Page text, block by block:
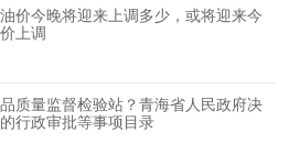
价今晚将迎来上调多少，或将迎来今
上调
质量监督检验站？青海省人民政府决
行政审批等事项目录